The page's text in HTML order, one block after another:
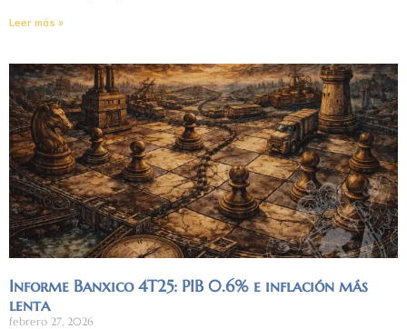
Leer más »
Informe Banxico 4T25: PIB 0.6% e inflación más
lenta
febrero 27, 2026